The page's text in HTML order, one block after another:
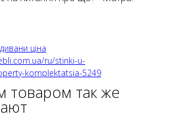
ціна
ru/stinki-u-
komplektatsia-5249
товаром так же